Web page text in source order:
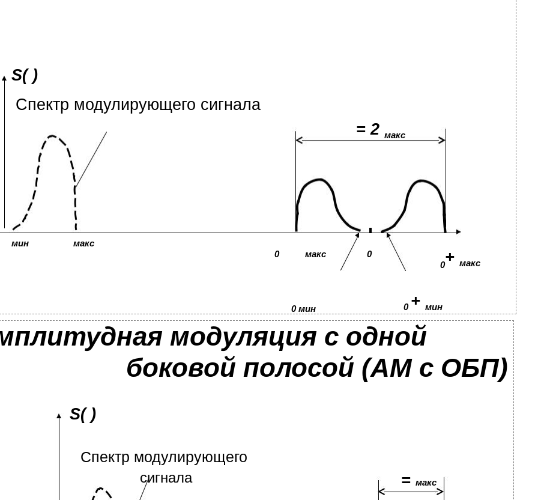
S( )
Спектр модулирующего сигнала
= 2 макс
мин
макс
0
0+ макс
0 макс
0 мин 0 + мин
модуляция с одной
боковой полосой (АМ с ОБП)
S( )
Спектр модулирующего
= макс
сигнала